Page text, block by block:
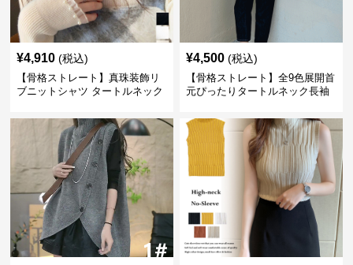
¥4,910 (税込)
【骨格ストレート】真珠装飾リ
ブニットシャツ タートルネック
¥4,500 (税込)
【骨格ストレート】全9色展開首
元ぴったりタートルネック長袖